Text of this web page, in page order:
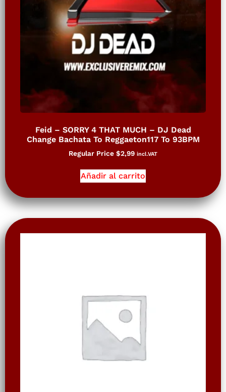
Feid – SORRY 4 THAT MUCH – DJ Dead
Change Bachata To Reggaeton117 To 93BPM
Regular Price $2,99 incl.VAT
Añadir al carrito